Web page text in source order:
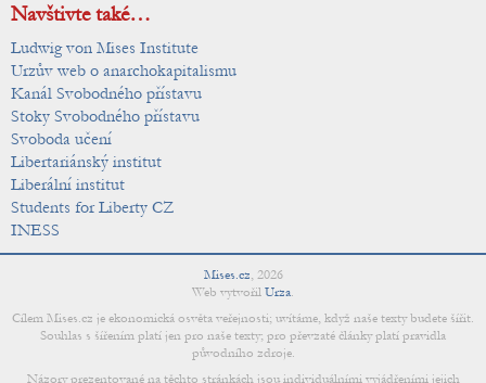
Navštivte také…
Ludwig von Mises Institute
Urzův web o anarchokapitalismu
Kanál Svobodného přístavu
Stoky Svobodného přístavu
Svoboda učení
Libertariánský institut
Liberální institut
Students for Liberty CZ
INESS
Mises.cz, 2026
Web vytvořil Urza.
Cílem Mises.cz je ekonomická osvěta veřejnosti; uvítáme, když naše texty budete šířit.
Souhlas s šířením platí jen pro naše texty; pro převzaté články platí pravidla
původního zdroje.
Názory prezentované na těchto stránkách jsou individuálními vyjádřeními jejich